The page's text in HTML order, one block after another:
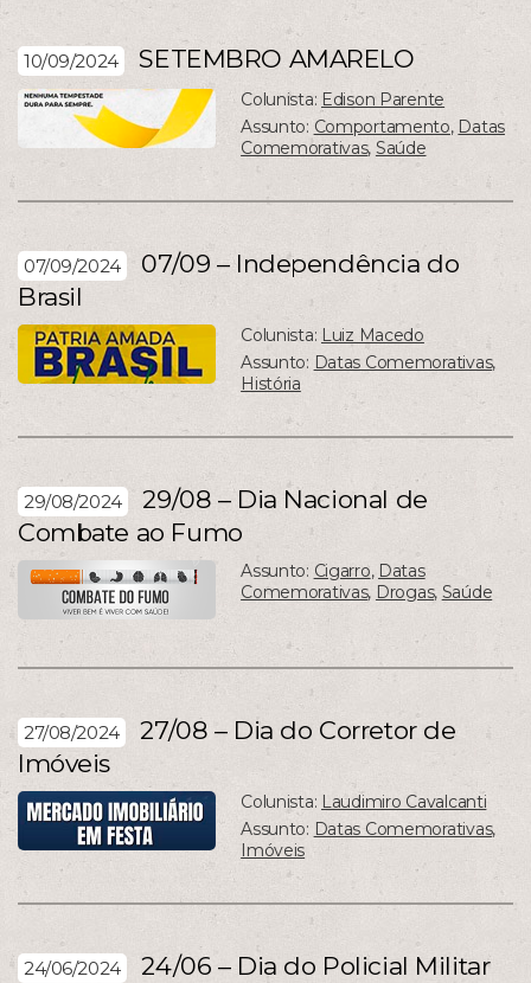
10/09/2024 SETEMBRO AMARELO
Colunista: Edison Parente
Assunto: Comportamento, Datas
Comemorativas, Saúde
07/09/2024
07/09 – Independência do
Brasil
Colunista: Luiz Macedo
Assunto: Datas Comemorativas,
História
29/08/2024
29/08 – Dia Nacional de
Combate ao Fumo
Assunto: Cigarro, Datas
Comemorativas, Drogas, Saúde
27/08/2024
27/08 – Dia do Corretor de
Imóveis
Colunista: Laudimiro Cavalcanti
Assunto: Datas Comemorativas,
Imóveis
24/06/2024 24/06 – Dia do Policial Militar